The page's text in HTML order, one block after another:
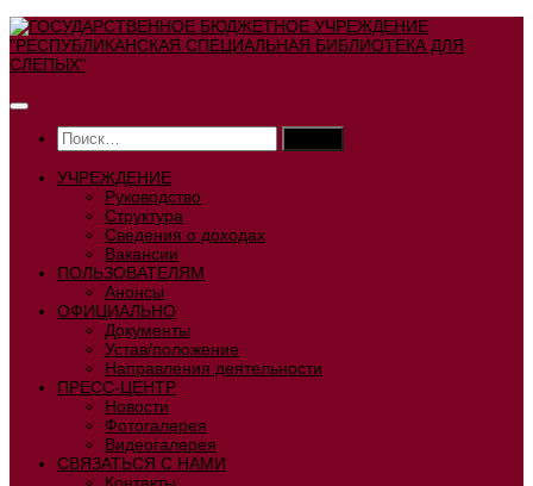
Перейти
к
содержимому
Найти:
УЧРЕЖДЕНИЕ
Руководство
Структура
Сведения о доходах
Вакансии
ПОЛЬЗОВАТЕЛЯМ
Анонсы
ОФИЦИАЛЬНО
Документы
Устав/положение
Направления деятельности
ПРЕСС-ЦЕНТР
Новости
Фотогалерея
Видеогалерея
СВЯЗАТЬСЯ С НАМИ